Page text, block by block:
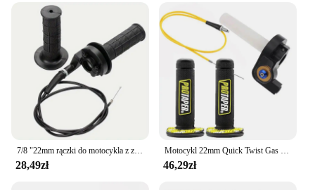
28,49zł 46,29zł